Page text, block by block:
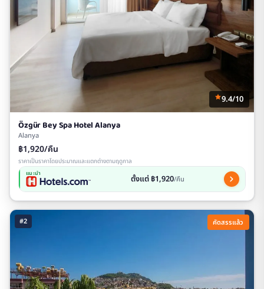
9.4/10
Özgür Bey Spa Hotel Alanya
Alanya
฿1,920/คืน
ราคาเป็นราคาโดยประมาณและแตกต่างตามฤดูกาล
แนะนำ ตั้งแต่ ฿1,920/คืน
#2 คัดสรรแล้ว